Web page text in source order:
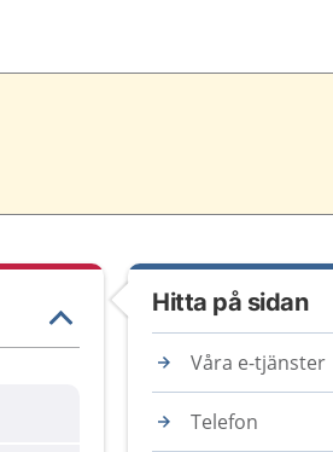
Hitta på sidan
Våra e-tjänster
Telefon